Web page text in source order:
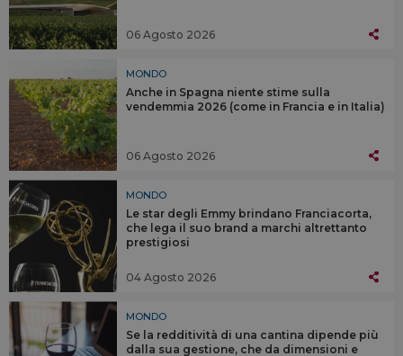
06 Agosto 2026
MONDO
Anche in Spagna niente stime sulla
vendemmia 2026 (come in Francia e in Italia)
06 Agosto 2026
MONDO
Le star degli Emmy brindano Franciacorta,
che lega il suo brand a marchi altrettanto
prestigiosi
04 Agosto 2026
MONDO
Se la redditività di una cantina dipende più
dalla sua gestione, che da dimensioni e